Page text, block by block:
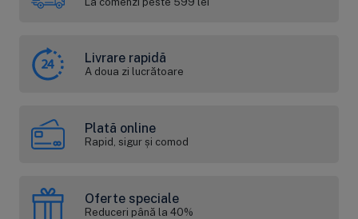
Livrare rapidă
A doua zi lucrătoare
Plată online
Rapid, sigur și comod
Oferte speciale
Reduceri până la 40%